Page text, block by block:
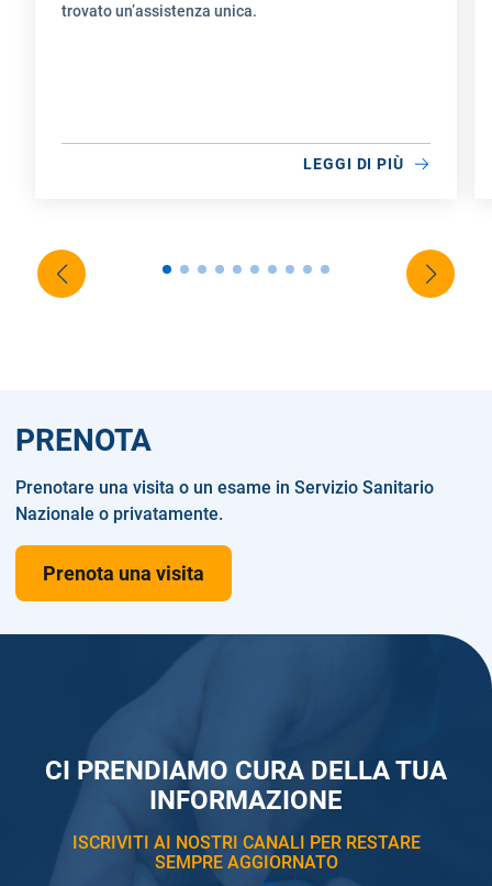
trovato un’assistenza unica.
LEGGI DI PIÙ
CI PRENDIAMO CURA DELLA TUA
INFORMAZIONE
ISCRIVITI AI NOSTRI CANALI PER RESTARE
SEMPRE AGGIORNATO
PRENOTA
Prenotare una visita o un esame in Servizio Sanitario
Nazionale o privatamente.
Prenota una visita